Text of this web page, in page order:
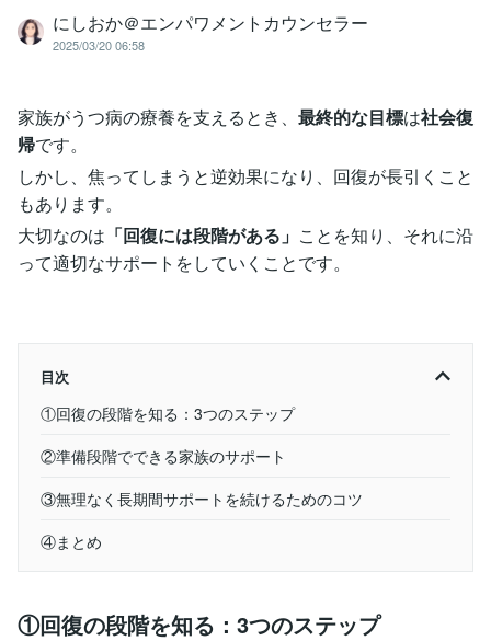
にしおか＠エンパワメントカウンセラー
2025/03/20 06:58
家族がうつ病の療養を支えるとき、 最終的な目標は社会復
帰です。
しかし、焦ってしまうと逆効果になり、回復が長引くこと
もあります。
大切なのは 「回復には段階がある」 ことを知り、それに沿
って適切なサポートをしていくことです。
目次
①回復の段階を知る：3つのステップ
②準備段階でできる家族のサポート
③無理なく長期間サポートを続けるためのコツ
④まとめ
①回復の段階を知る：3つのステップ